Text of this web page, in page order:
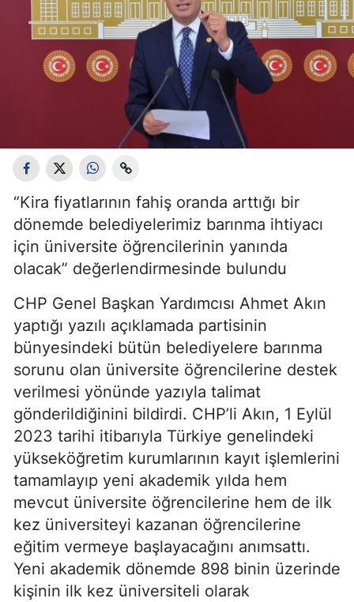
“Kira fiyatlarının fahiş oranda arttığı bir
dönemde belediyelerimiz barınma ihtiyacı
için üniversite öğrencilerinin yanında
olacak” değerlendirmesinde bulundu
CHP Genel Başkan Yardımcısı Ahmet Akın
yaptığı yazılı açıklamada partisinin
bünyesindeki bütün belediyelere barınma
sorunu olan üniversite öğrencilerine destek
verilmesi yönünde yazıyla talimat
gönderildiğinini bildirdi. CHP’li Akın, 1 Eylül
2023 tarihi itibarıyla Türkiye genelindeki
yükseköğretim kurumlarının kayıt işlemlerini
tamamlayıp yeni akademik yılda hem
mevcut üniversite öğrencilerine hem de ilk
kez üniversiteyi kazanan öğrencilerine
eğitim vermeye başlayacağını anımsattı.
Yeni akademik dönemde 898 binin üzerinde
kişinin ilk kez üniversiteli olarak